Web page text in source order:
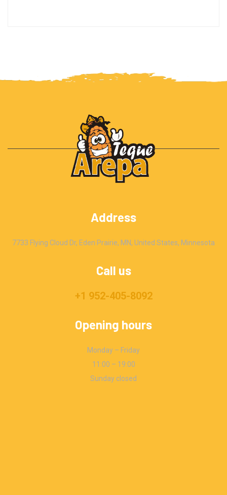
Address
7733 Flying Cloud Dr, Eden Prairie, MN, United States, Minnesota
Call us
+1 952-405-8092
Opening hours
Monday – Friday
11:00 – 19:00
Sunday closed